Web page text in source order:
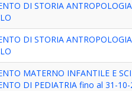
DI STORIA
DI STORIA
MATERNO INFANTILE E
DI PEDIATRIA fino al 31-